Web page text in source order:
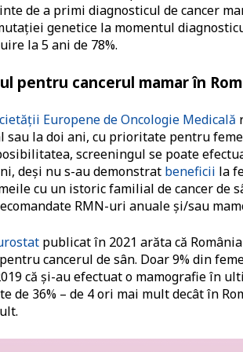
de a primi diagnosticul de cancer
genetice la momentul
la 5 ani de 78%.
pentru cancerul mamar în
Europene de Oncologie Medicală
sau la doi ani, cu prioritate pentru
screeningul se poate
deși nu s-au demonstrat beneficii la
cu un istoric familial de cancer de
RMN-uri anuale și/sau
publicat în 2021 arăta că
cancerul de sân. Doar 9% din
că și-au efectuat o mamografie în
de 36% – de 4 ori mai mult decât în